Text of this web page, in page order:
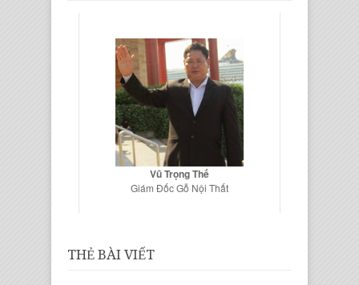
Vũ Trọng Thế
Giám Đốc Gỗ Nội Thất
THẺ BÀI VIẾT